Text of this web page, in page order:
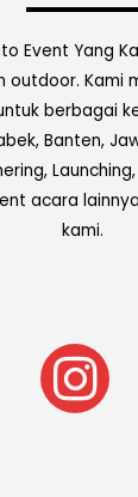
Event Yang
outdoor. Kami
berbagai
Banten,
acara
kami.
I
n